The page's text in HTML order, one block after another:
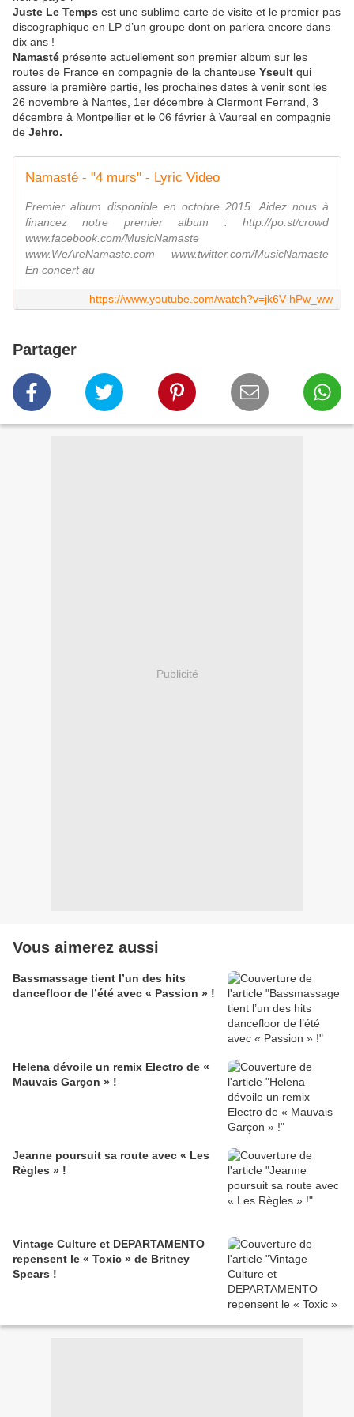
Juste Le Temps est une sublime carte de visite et le premier pas
discographique en LP d’un groupe dont on parlera encore dans
dix ans !
Namasté présente actuellement son premier album sur les
routes de France en compagnie de la chanteuse Yseult qui
assure la première partie, les prochaines dates à venir sont les
26 novembre à Nantes, 1er décembre à Clermont Ferrand, 3
décembre à Montpellier et le 06 février à Vaureal en compagnie
de Jehro.
Namasté - "4 murs" - Lyric Video
Premier album disponible en octobre 2015. Aidez nous à
financez notre premier album : http://po.st/crowd
www.facebook.com/MusicNamaste
www.WeAreNamaste.com www.twitter.com/MusicNamaste
En concert au
https://www.youtube.com/watch?v=jk6V-hPw_ww
Partager
Publicité
Vous aimerez aussi
Bassmassage tient l’un des hits
dancefloor de l’été avec « Passion » !
Helena dévoile un remix Electro de «
Mauvais Garçon » !
Jeanne poursuit sa route avec « Les
Règles » !
Vintage Culture et DEPARTAMENTO
repensent le « Toxic » de Britney
Spears !